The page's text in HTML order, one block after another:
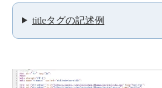
titleタグの記述例